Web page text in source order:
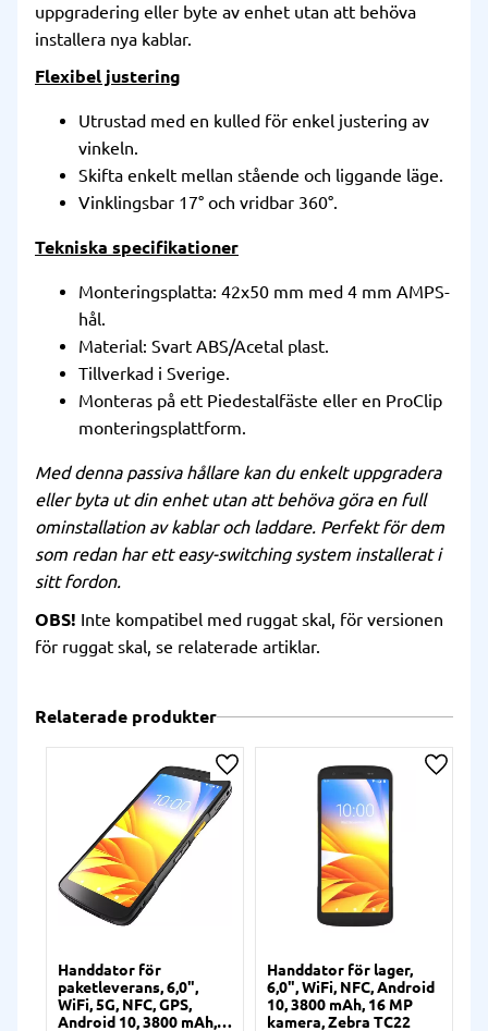
uppgradering eller byte av enhet utan att behöva
installera nya kablar.
Flexibel justering
Utrustad med en kulled för enkel justering av
vinkeln.
Skifta enkelt mellan stående och liggande läge.
Vinklingsbar 17° och vridbar 360°.
Tekniska specifikationer
Monteringsplatta: 42x50 mm med 4 mm AMPS-
hål.
Material: Svart ABS/Acetal plast.
Tillverkad i Sverige.
Monteras på ett Piedestalfäste eller en ProClip
monteringsplattform.
Med denna passiva hållare kan du enkelt uppgradera
eller byta ut din enhet utan att behöva göra en full
ominstallation av kablar och laddare. Perfekt för dem
som redan har ett easy-switching system installerat i
sitt fordon.
OBS! Inte kompatibel med ruggat skal, för versionen
för ruggat skal, se relaterade artiklar.
Relaterade produkter
Handdator för
paketleverans, 6,0",
WiFi, 5G, NFC, GPS,
Android 10, 3800 mAh,
Lägg till i önskelista
Handdator för lager,
6,0", WiFi, NFC, Android
10, 3800 mAh, 16 MP
kamera, Zebra TC22
Lägg